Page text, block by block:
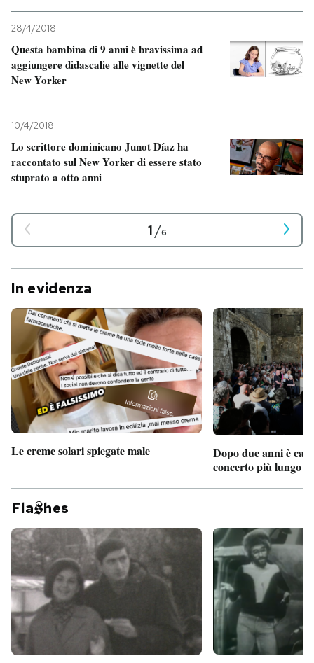
28/4/2018
Questa bambina di 9 anni è bravissima ad
aggiungere didascalie alle vignette del
New Yorker
10/4/2018
Lo scrittore dominicano Junot Díaz ha
raccontato sul New Yorker di essere stato
stuprato a otto anni
1/6
In evidenza
Le creme solari spiegate male
Dopo due anni è
concerto più lungo
Fla hes